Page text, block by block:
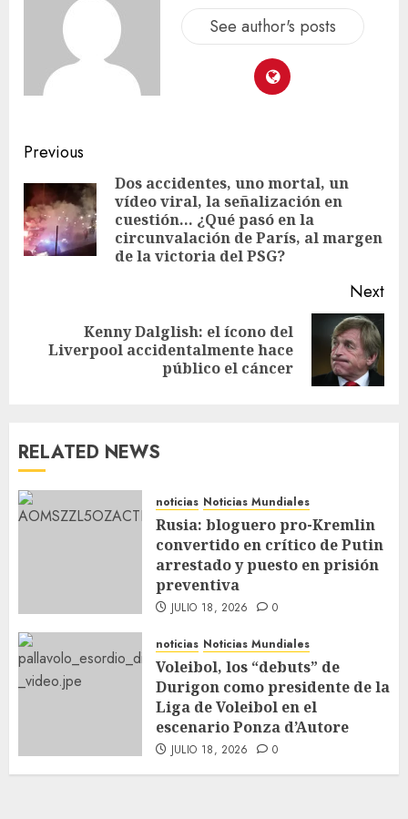
See author's posts
Previous
Dos accidentes, uno mortal, un
vídeo viral, la señalización en
cuestión… ¿Qué pasó en la
circunvalación de París, al margen
de la victoria del PSG?
Next
Kenny Dalglish: el ícono del
Liverpool accidentalmente hace
público el cáncer
RELATED NEWS
noticias Noticias Mundiales
Rusia: bloguero pro-Kremlin
convertido en crítico de Putin
arrestado y puesto en prisión
preventiva
JULIO 18, 2026 0
noticias Noticias Mundiales
Voleibol, los “debuts” de
Durigon como presidente de la
Liga de Voleibol en el
escenario Ponza d’Autore
JULIO 18, 2026 0